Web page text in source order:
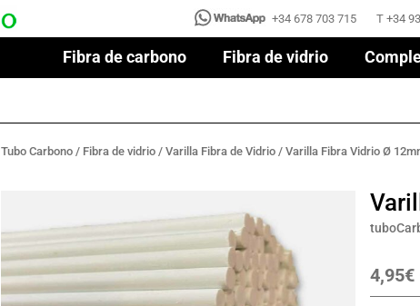
+34 678 703 715 T +34
Fibra de carbono Fibra de vidrio
+34 678 703 715 T +34
Fibra de carbono Fibra de vidrio
Tubo Carbono / Fibra de vidrio / Varilla Fibra de Vidrio / Varilla Fibra Vidrio Ø
4,95€